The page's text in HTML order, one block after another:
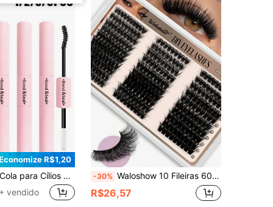
R$1,20
Cola para Cílios Postiços e Cola para Cílios em Tufos 2 em 1, 1/2/3/5 Peças/Pacote, Ultra Forte e Duradoura, Anti-Queda, Secagem Rápida, Dura 72 Horas, Adequada para Iniciantes, Fácil de Aplicar, com Instruções, Produto Essencial de Beleza para Cílios, Cria Efeito de Olhos Maiores, Mais Vendido
vendido
-30% Waloshow 10 Fileiras 60+80+100 Peças Cílios Postiços Finos de Cola Quente 0,07mm, Extensões de Cílios Falsos de Volume Russo 3D de Vison Sintético com Comprimento Misto de 10-16mm, Preto, Caixa de Plástico
R$26,57